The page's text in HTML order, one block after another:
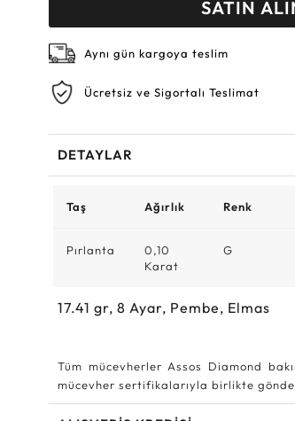
SATIN
Aynı gün kargoya teslim
Ücretsiz ve Sigortalı Teslimat
DETAYLAR
Taş Ağırlık Renk
Pırlanta
0,10
Karat
G
17.41gr,8Ayar, Pembe, Elmas
Tüm mücevherler Assos Diamond
mücevher sertifikalarıyla birlikte